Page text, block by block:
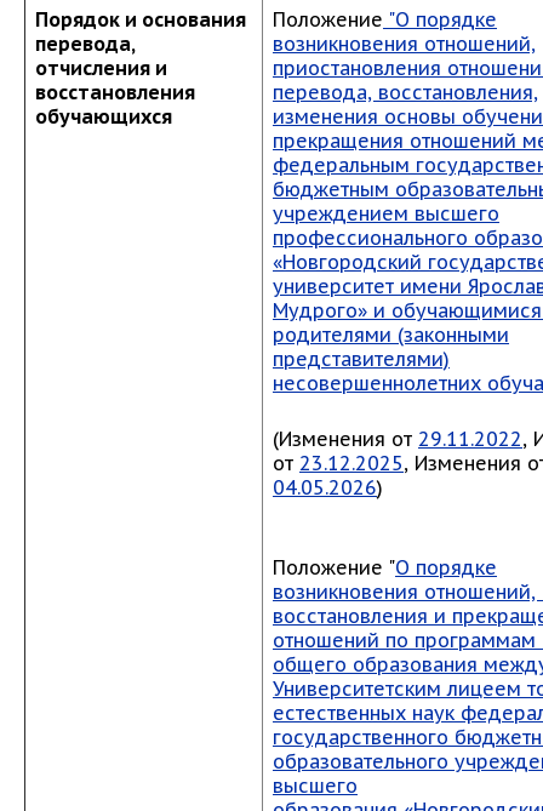
Порядок и основания
перевода,
отчисления и
восстановления
обучающихся
Положение "О порядке
возникновения отношений,
приостановления
перевода, восстановления,
изменения основы
прекращения отношений
федеральным
бюджетным
учреждением высшего
профессионального
«Новгородский
университет имени
Мудрого» и
родителями (законными
представителями)
несовершеннолетних
(Изменения от 29.11.2022,
от 23.12.2025, Изменения
04.05.2026)
Положение "О порядке
возникновения
восстановления и
отношений по программам
общего образования
Университетским лицеем
естественных наук
государственного
образовательного
высшего